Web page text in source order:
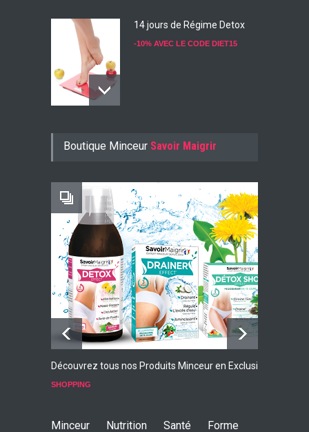
14 jours de Régime Detox
-10% AVEC LE CODE DIET15
-10% AVEC LE CODE KONJ10
Faites Votre Bilan Minceur
GRATUIT
Boutique Minceur Savoir Maigrir
Découvrez tous nos Produits Minceur en Exclusivité
SHOPPING
Minceur Nutrition Santé Forme